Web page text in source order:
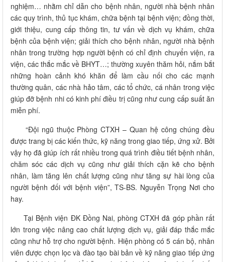
nghiệm… nhằm chỉ dẫn cho bệnh nhân, người nhà bệnh nhân
các quy trình, thủ tục khám, chữa bệnh tại bệnh viện; đồng thời,
giới thiệu, cung cấp thông tin, tư vấn về dịch vụ khám, chữa
bệnh của bệnh viện; giải thích cho bệnh nhân, người nhà bệnh
nhân trong trường hợp người bệnh có chỉ định chuyển viện, ra
viện, các thắc mắc về BHYT…; thường xuyên thăm hỏi, nắm bắt
những hoàn cảnh khó khăn để làm cầu nối cho các mạnh
thường quân, các nhà hảo tâm, các tổ chức, cá nhân trong việc
giúp đỡ bệnh nhi có kinh phí điều trị cũng như cung cấp suất ăn
miễn phí.
“Đội ngũ thuộc Phòng CTXH – Quan hệ công chúng đều
được trang bị các kiến thức, kỹ năng trong giao tiếp, ứng xử. Bởi
vậy họ đã giúp ích rất nhiều trong quá trình điều tiết bệnh nhân,
chăm sóc các dịch vụ cũng như giải thích cặn kẽ cho bệnh
nhân, làm tăng lên chất lượng cũng như tăng sự hài lòng của
người bệnh đối với bệnh viện”, TS-BS. Nguyễn Trọng Nơi cho
hay.
Tại Bệnh viện ĐK Đồng Nai, phòng CTXH đã góp phần rất
lớn trong việc nâng cao chất lượng dịch vụ, giải đáp thắc mắc
cũng như hỗ trợ cho người bệnh. Hiện phòng có 5 cán bộ, nhân
viên được chọn lọc và đào tạo bài bản về kỹ năng giao tiếp ứng